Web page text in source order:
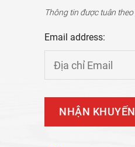
Thông tin được tuân theo
Email address: